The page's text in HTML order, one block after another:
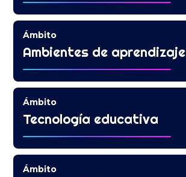
Ámbito
Ambientes de aprendizaje
Ámbito
Tecnología educativa
Ámbito